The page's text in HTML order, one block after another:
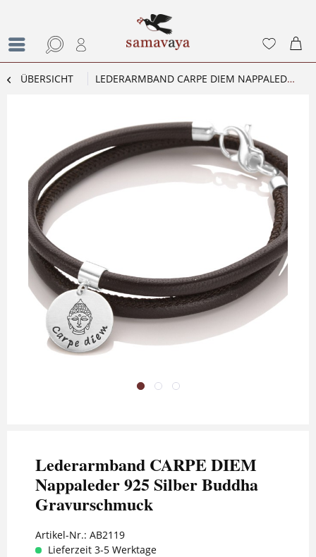
ÜBERSICHT LEDERARMBAND CARPE DIEM NAPPALEDER 925 SILBER BUDDHA GRAVURSCHMUCK
Lederarmband CARPE DIEM
Nappaleder 925 Silber Buddha
Gravurschmuck
Artikel-Nr.: AB2119
Lieferzeit 3-5 Werktage